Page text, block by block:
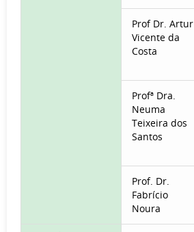
Prof Dr. Artur
Vicente da
Costa
Profª Dra.
Neuma
Teixeira dos
Santos
Prof. Dr.
Fabrício
Noura